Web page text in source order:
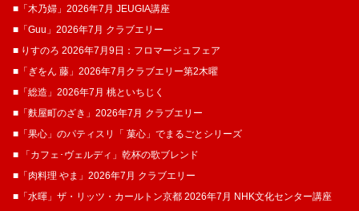
■「木乃婦」2026年7月 JEUGIA講座
■「Guu」2026年7月 クラブエリー
■ りすのろ 2026年7月9日：フロマージュフェア
■「ぎをん 藤」2026年7月クラブエリー第2木曜
■「総造」2026年7月 桃といちじく
■「麩屋町のざき」2026年7月 クラブエリー
■「果心」のパティスリ「 菓​心」でまるごとシリーズ
■ 「カフェ･ヴェルディ」乾杯の歌ブレンド
■「肉料理 やま」2026年7月 クラブエリー
■「水暉」ザ・リッツ・カールトン京都 2026年7月 NHK文化センター講座